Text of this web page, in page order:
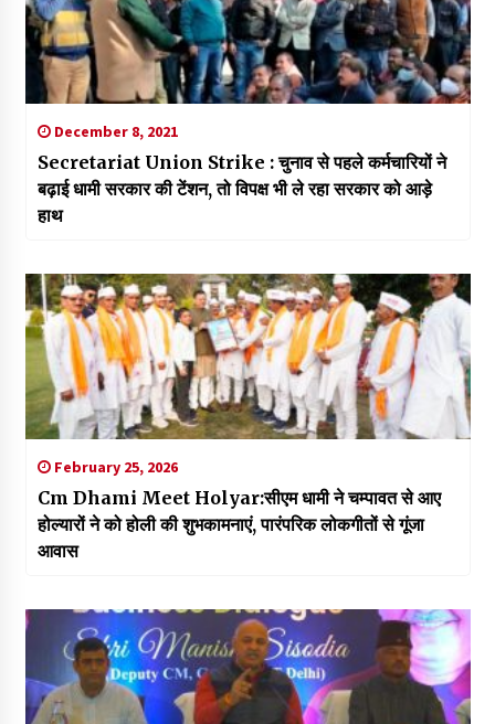
December 8, 2021
Secretariat Union Strike : चुनाव से पहले कर्मचारियों ने
बढ़ाई धामी सरकार की टेंशन, तो विपक्ष भी ले रहा सरकार को आड़े
हाथ
February 25, 2026
Cm Dhami Meet Holyar:सीएम धामी ने चम्पावत से आए
होल्यारों ने को होली की शुभकामनाएं, पारंपरिक लोकगीतों से गूंजा
आवास